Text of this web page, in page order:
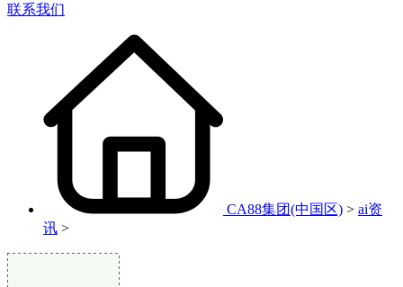
联系我们
CA88集团(中国区) > ai资
讯 >